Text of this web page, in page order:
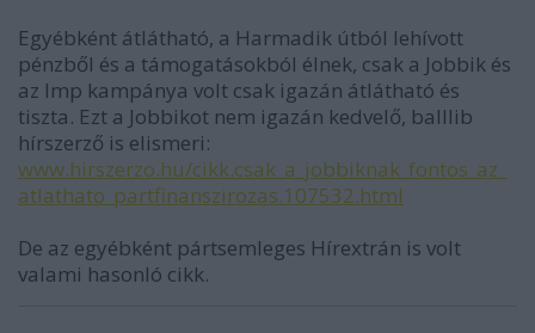
Egyébként átlátható, a Harmadik útból lehívott
pénzből és a támogatásokból élnek, csak a Jobbik és
az lmp kampánya volt csak igazán átlátható és
tiszta. Ezt a Jobbikot nem igazán kedvelő, balllib
hírszerző is elismeri:
www.hirszerzo.hu/cikk.csak_a_jobbiknak_fontos_az_
atlathato_partfinanszirozas.107532.html
De az egyébként pártsemleges Hírextrán is volt
valami hasonló cikk.